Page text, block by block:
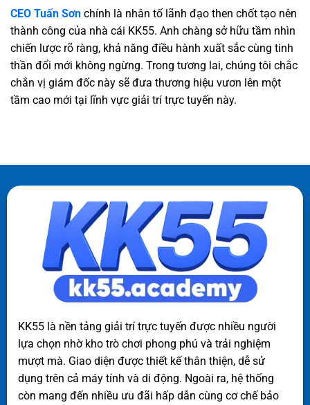
CEO Tuấn Sơn chính là nhân tố lãnh đạo then chốt tạo nên
thành công của nhà cái KK55. Anh chàng sở hữu tầm nhìn
chiến lược rõ ràng, khả năng điều hành xuất sắc cùng tinh
thần đổi mới không ngừng. Trong tương lai, chúng tôi chắc
chắn vị giám đốc này sẽ đưa thương hiệu vươn lên một
tầm cao mới tại lĩnh vực giải trí trực tuyến này.
KK55 là nền tảng giải trí trực tuyến được nhiều người
lựa chọn nhờ kho trò chơi phong phú và trải nghiệm
mượt mà. Giao diện được thiết kế thân thiện, dễ sử
dụng trên cả máy tính và di động. Ngoài ra, hệ thống
còn mang đến nhiều ưu đãi hấp dẫn cùng cơ chế bảo